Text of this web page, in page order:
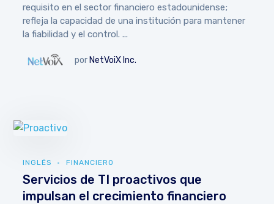
requisito en el sector financiero estadounidense;
refleja la capacidad de una institución para mantener
la fiabilidad y el control. ...
por NetVoiX Inc.
INGLÉS FINANCIERO
Servicios de TI proactivos que
impulsan el crecimiento financiero